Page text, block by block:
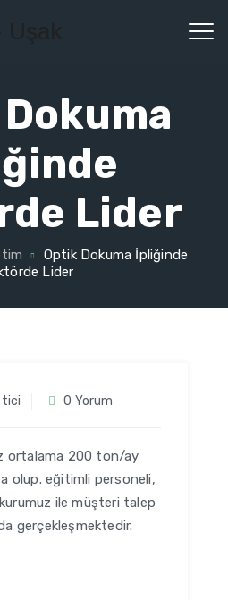
Lider
Optik Dokuma İpliğinde
Lider
0 Yorum
ortalama 200 ton/ay
olup. eğitimli personeli,
ile müşteri talep
gerçekleşmektedir.